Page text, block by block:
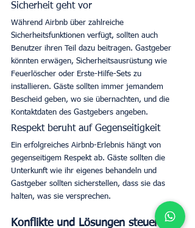
Sicherheit geht vor
Während Airbnb über zahlreiche
Sicherheitsfunktionen verfügt, sollten auch
Benutzer ihren Teil dazu beitragen. Gastgeber
könnten erwägen, Sicherheitsausrüstung wie
Feuerlöscher oder Erste-Hilfe-Sets zu
installieren. Gäste sollten immer jemandem
Bescheid geben, wo sie übernachten, und die
Kontaktdaten des Gastgebers angeben.
Respekt beruht auf Gegenseitigkeit
Ein erfolgreiches Airbnb-Erlebnis hängt von
gegenseitigem Respekt ab. Gäste sollten die
Unterkunft wie ihr eigenes behandeln und
Gastgeber sollten sicherstellen, dass sie das
halten, was sie versprechen.
Konflikte und Lösungen steuern